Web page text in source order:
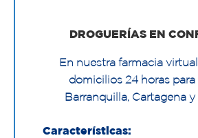
DROGUERÍAS EN
En nuestra farmacia
domicilios 24 horas
Barranquilla, Cartagena y
Características: